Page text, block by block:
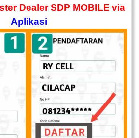
Dealer SDP MOBILE via
Aplikasi